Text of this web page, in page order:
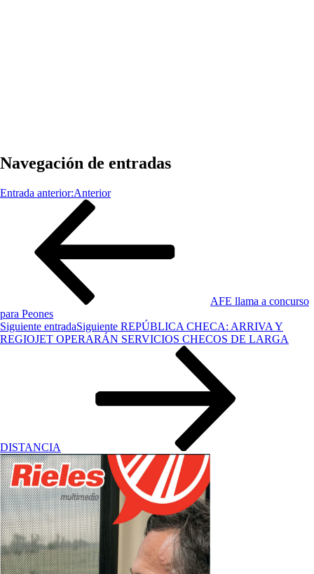
Navegación de entradas
Entrada anterior:Anterior
AFE llama a concurso
para Peones
Siguiente entradaSiguiente REPÚBLICA CHECA: ARRIVA Y
REGIOJET OPERARÁN SERVICIOS CHECOS DE LARGA
DISTANCIA